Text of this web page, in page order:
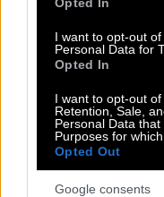
I want to opt-out
Personal Data for
Opted In
I want to opt-out of
Retention, Sale,
Personal Data
Purposes for
Opted Out
Google consents
δημιουργοί πρέπει
«Άλλωστε, από
υψηλότερη αξία σε
εκατομμύρια
μου έδωσαν τροφή
ίσως σε κάποιους
Αυτός είναι ο